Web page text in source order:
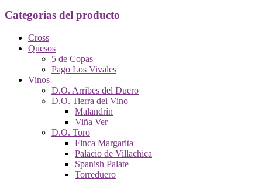
Categorías del producto
Cross
Quesos
5 de Copas
Pago Los Vivales
Vinos
D.O. Arribes del Duero
D.O. Tierra del Vino
Malandrín
Viña Ver
D.O. Toro
Finca Margarita
Palacio de Villachica
Spanish Palate
Torreduero